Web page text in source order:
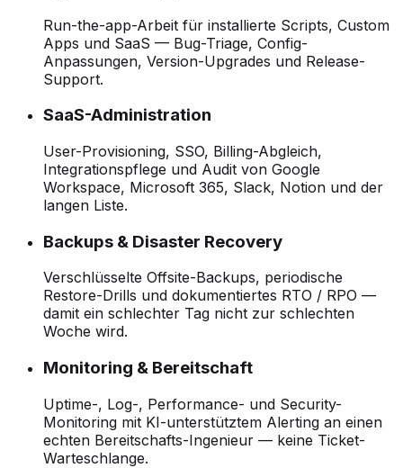
Run-the-app-Arbeit für installierte Scripts, Custom
Apps und SaaS — Bug-Triage, Config-
Anpassungen, Version-Upgrades und Release-
Support.
SaaS-Administration
User-Provisioning, SSO, Billing-Abgleich,
Integrationspflege und Audit von Google
Workspace, Microsoft 365, Slack, Notion und der
langen Liste.
Backups & Disaster Recovery
Verschlüsselte Offsite-Backups, periodische
Restore-Drills und dokumentiertes RTO / RPO —
damit ein schlechter Tag nicht zur schlechten
Woche wird.
Monitoring & Bereitschaft
Uptime-, Log-, Performance- und Security-
Monitoring mit KI-unterstütztem Alerting an einen
echten Bereitschafts-Ingenieur — keine Ticket-
Warteschlange.